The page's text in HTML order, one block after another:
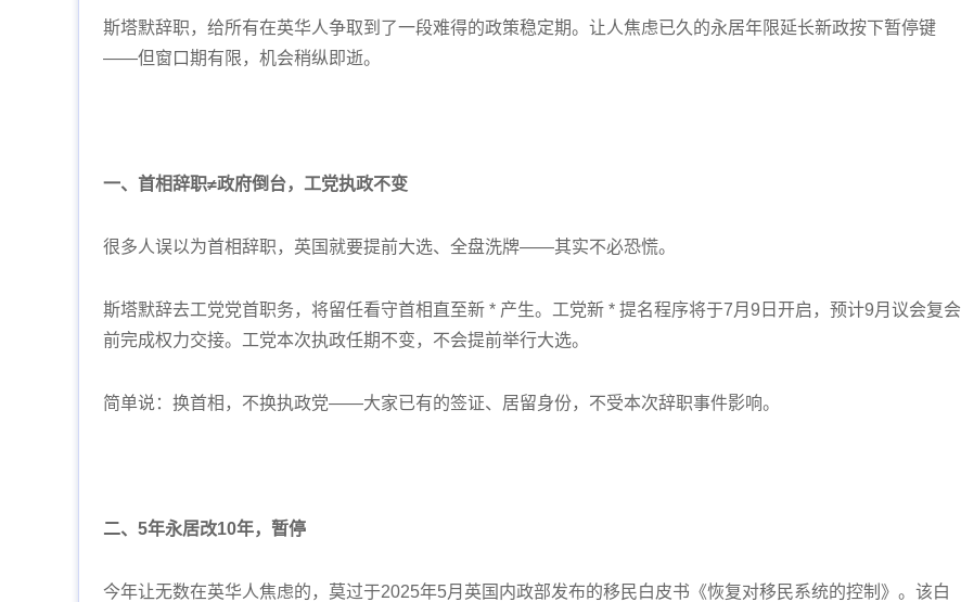
斯塔默辞职，给所有在英华人争取到了一段难得的政策稳定期。让人焦虑已久的永居年限延长新政按下暂停键
——但窗口期有限，机会稍纵即逝。
一、首相辞职≠政府倒台，工党执政不变
很多人误以为首相辞职，英国就要提前大选、全盘洗牌——其实不必恐慌。
斯塔默辞去工党党首职务，将留任看守首相直至新 * 产生。工党新 * 提名程序将于7月9日开启，预计9月议会复会
前完成权力交接。工党本次执政任期不变，不会提前举行大选。
简单说：换首相，不换执政党——大家已有的签证、居留身份，不受本次辞职事件影响。
二、5年永居改10年，暂停
今年让无数在英华人焦虑的，莫过于2025年5月英国内政部发布的移民白皮书《恢复对移民系统的控制》。该白